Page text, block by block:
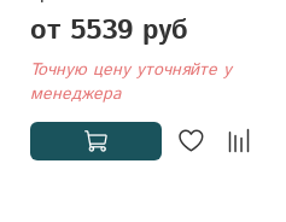
от 5539 руб
Точную цену уточняйте у
менеджера